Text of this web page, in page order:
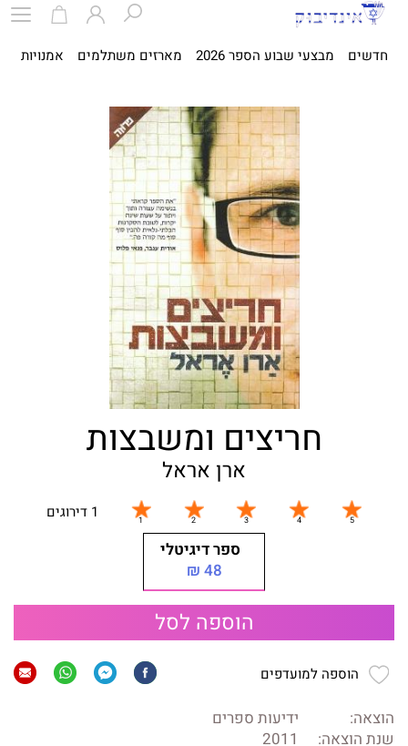
חדשים מבצעי שבוע הספר 2026 מארזים משתלמים אמנויות
חריצים ומשבצות
ארן אראל
1 דירוגים
ספר דיגיטלי
48 ₪
הוספה לסל
הוספה למועדפים
הוצאה:
ידיעות ספרים
שנת הוצאה:
2011